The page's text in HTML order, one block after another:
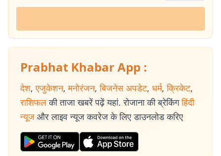
Prabhat Khabar App :
देश, एजुकेशन, मनोरंजन, बिजनेस अपडेट, धर्म, क्रिकेट,
राशिफल की ताजा खबरें पढ़ें यहां. रोजाना की ब्रेकिंग हिंदी
न्यूज और लाइव न्यूज कवरेज के लिए डाउनलोड करिए